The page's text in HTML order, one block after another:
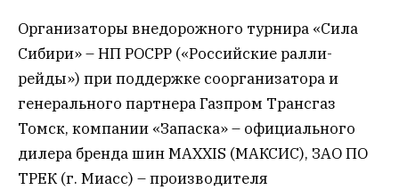
Организаторы внедорожного турнира «Сила
Сибири» – НП РОСРР («Российские ралли-
рейды») при поддержке соорганизатора и
генерального партнера Газпром Трансгаз
Томск, компании «Запаска» – официального
дилера бренда шин MAXXIS (МАКСИС), ЗАО ПО
ТРЕК (г. Миасс) – производителя